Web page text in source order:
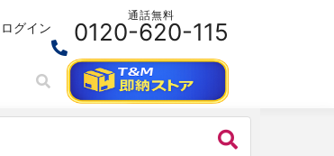
ログイン
通話無料
0120-620-115